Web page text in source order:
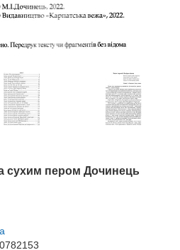
сухим пером Дочинець